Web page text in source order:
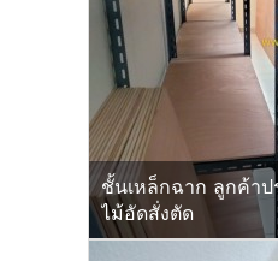
ชั้นเหล็กฉาก ลูกค้าป
ไม้อัดสั่งตัด